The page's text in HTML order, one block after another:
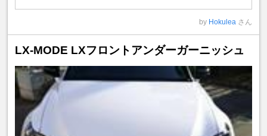
by Hokulea さん
LX-MODE LXフロントアンダーガーニッシュ